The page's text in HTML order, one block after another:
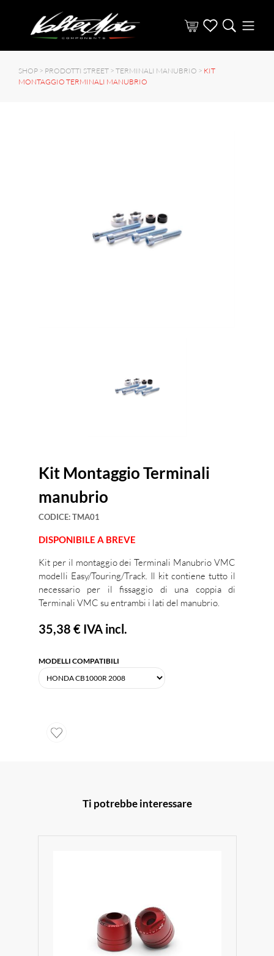
SHOP > PRODOTTI STREET > TERMINALI MANUBRIO > KIT
MONTAGGIO TERMINALI MANUBRIO
Kit Montaggio Terminali
manubrio
CODICE:TMA01
DISPONIBILE A BREVE
Kit per il montaggio dei Terminali Manubrio VMC
modelli Easy/Touring/Track. Il kit contiene tutto il
necessario per il fissaggio di una coppia di
Terminali VMC su entrambi i lati del manubrio.
35,38 € IVA incl.
MODELLI COMPATIBILI
Ti potrebbe interessare